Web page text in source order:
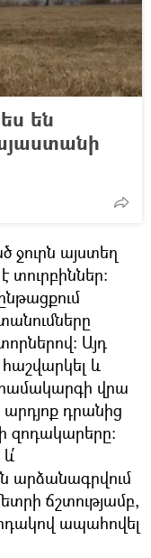
են
այստեղ
տուրբիններ։
Այդ
և
համակարգի վրա
արդյոք դրանից
զոդակարերը։
արձանագրվում
ճշտությամբ,
ապահովել